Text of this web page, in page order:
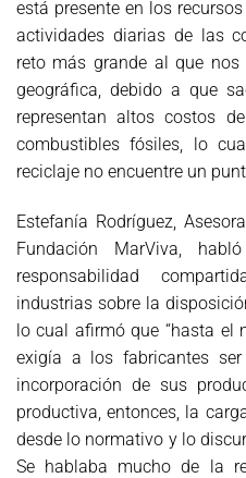
está presente en los
actividades diarias de las
reto más grande al que
geográfica, debido a que
representan altos costos
combustibles fósiles, lo
reciclaje no encuentre un
Estefanía Rodríguez,
Fundación MarViva,
responsabilidad
industrias sobre la
lo cual afirmó que “hasta el
exigía a los fabricantes
incorporación de sus
productiva, entonces, la
desde lo normativo y lo
Se hablaba mucho de la